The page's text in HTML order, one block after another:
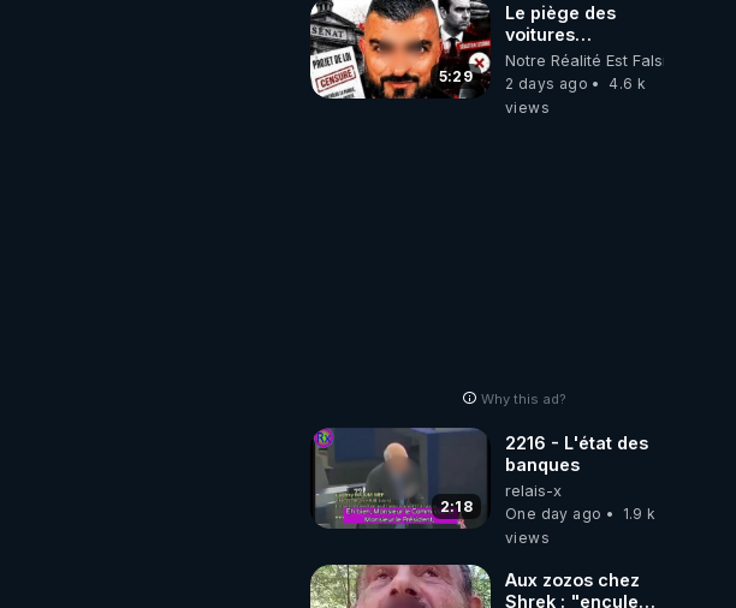
5:29
Le piège des
voitures
électriques se
referme sur les
usagers !
Notre Réalité Est Falsifiée Et
2 days ago
4.6 k
views
Why this ad?
2:18
2216 - L'état des
banques
relais-x
One day ago
1.9 k
views
Aux zozos chez
Shrek : "encule